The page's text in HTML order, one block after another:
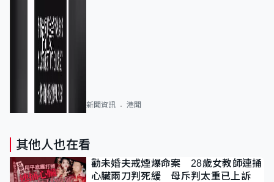
新聞資訊 港聞
其他人也在看
勸未婚夫戒煙爆命案 28歲女教師連捅
心臟兩刀判死緩 母斥判太重已上訴